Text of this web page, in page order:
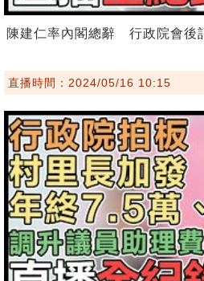
陳建仁率內閣總辭 行政院會後
直播時間：2024/05/16 10:15